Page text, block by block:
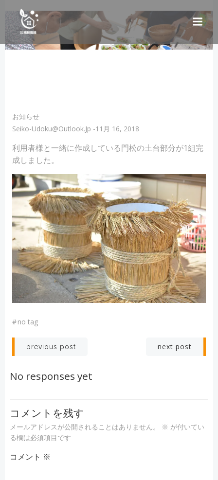
テ
ン
ツ
お知らせ
Seiko-Udoku@outlook.jp -11月 16, 2018
利用者様と一緒に作成している門松の土台部分が1組完
成しました。
#no tag
投
稿
ビ
ゲ
ー
previous post
ビ
next post
No responses yet
コメントを残す
メールアドレスが公開されることはありません。 ※ が付いてい
る欄は必須項目です
コメント ※